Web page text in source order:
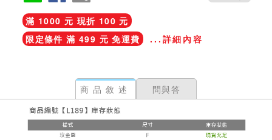
滿 1000 元 現折 100 元
限定條件 滿 499 元 免運費
...詳細內容
商品敘述 問與答